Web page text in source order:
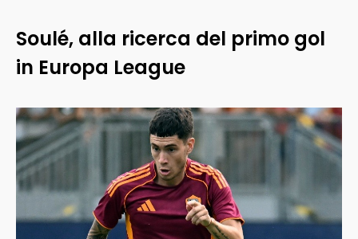
Soulé, alla ricerca del primo gol
in Europa League